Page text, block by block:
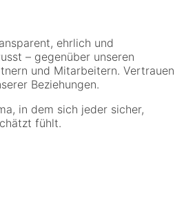
ehrlich und
– gegenüber unseren
und Mitarbeitern. Vertrauen
Beziehungen.
in dem sich jeder sicher,
fühlt.